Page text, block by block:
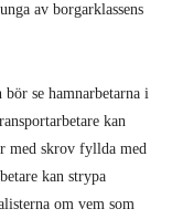
av borgarklassens
se hamnarbetarna i
kan
med skrov fyllda med
kan strypa
om vem som